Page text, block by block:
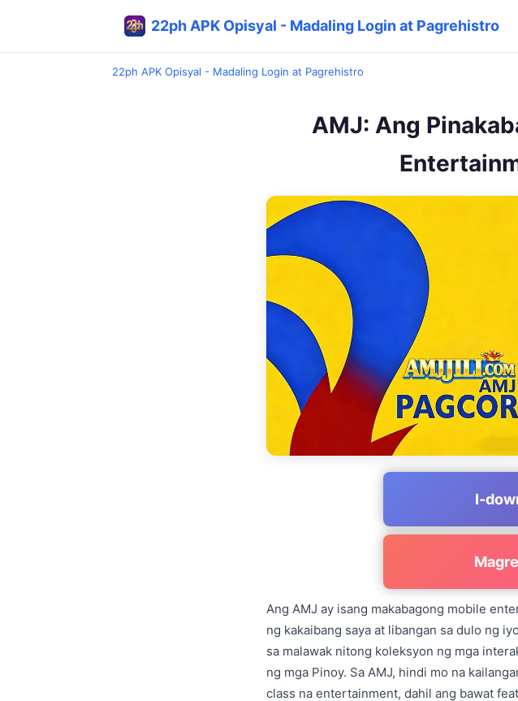
22ph APK Opisyal - Madaling Login at Pagrehistro
22ph APK Opisyal - Madaling Login at Pagrehistro
AMJ: Ang
I-
Ang AMJ ay isang makabagong mobile
ng kakaibang saya at libangan sa dulo ng
sa malawak nitong koleksyon ng mga
ng mga Pinoy. Sa AMJ, hindi mo na
class na entertainment, dahil ang bawat